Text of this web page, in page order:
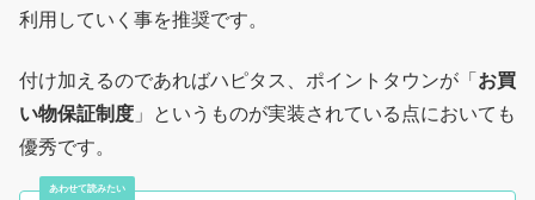
利用していく事を推奨です。
付け加えるのであればハピタス、ポイントタウンが「 お買
い物保証制度 」というものが実装されている点においても
優秀です。